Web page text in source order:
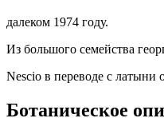
далеком 1974 году.
Из большого семейства
Nescio в переводе с латыни
Ботаническое